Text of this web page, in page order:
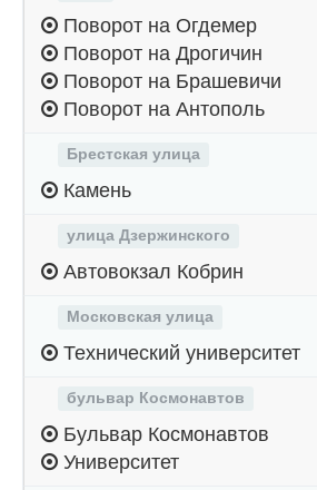
Поворот на Огдемер
Поворот на Дрогичин
Поворот на Брашевичи
Поворот на Антополь
Брестская улица
Камень
улица Дзержинского
Автовокзал Кобрин
Московская улица
Технический университет
бульвар Космонавтов
Бульвар Космонавтов
Университет